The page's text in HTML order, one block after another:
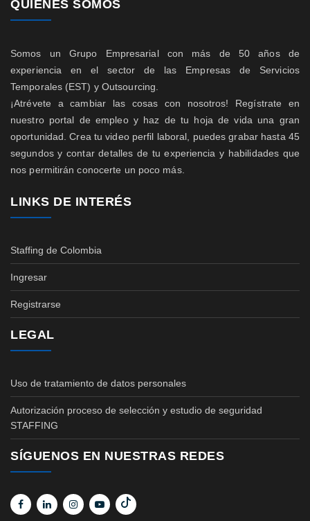
QUIENES SOMOS
Somos un Grupo Empresarial con más de 50 años de
experiencia en el sector de las Empresas de Servicios
Temporales (EST) y Outsourcing.
¡Atrévete a cambiar las cosas con nosotros! Regístrate en
nuestro portal de empleo y haz de tu hoja de vida una gran
oportunidad. Crea tu video perfil laboral, puedes grabar hasta 45
segundos y contar detalles de tu experiencia y habilidades que
nos permitirán conocerte un poco más.
LINKS DE INTERÉS
Staffing de Colombia
Ingresar
Registrarse
LEGAL
Uso de tratamiento de datos personales
Autorización proceso de selección y estudio de seguridad
STAFFING
SÍGUENOS EN NUESTRAS REDES